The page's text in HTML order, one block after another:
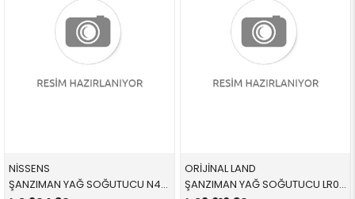
NİSSENS
ŞANZIMAN YAĞ SOĞUTUCU N47 90736 17217529499 17217529499
ORİJİNAL LAND
ŞANZIMAN YAĞ SOĞUTUCU LR086283 LR086283 LR086283